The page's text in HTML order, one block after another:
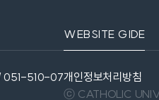
051-510-07
WEBSITE GIDE
개인정보처리방침
ⓒ CATHOLIC